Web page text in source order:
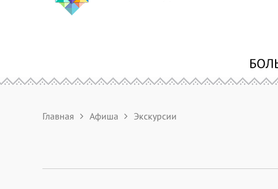
Главная Афиша Экскурсии